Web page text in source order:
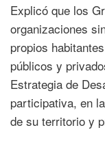
Explicó que los
organizaciones
propios
públicos y
Estrategia de
participativa, en
de su territorio y